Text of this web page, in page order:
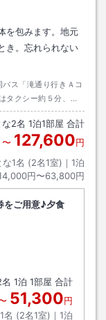
を包みます。地元
き。忘れられない
ス「滝通り行きＡコ
タクシー約５分、ま
温泉郷共同バス時刻
。※２０２４年４月
０円、６歳以上１２
な2名 1泊1部屋 合計
〜 127,600円
な1名 (2名1室)｜ 1泊
円〜63,800円
をご用意♪夕食
名 1泊 1部屋 合計
51,300円
名 (2名1室)｜ 1泊